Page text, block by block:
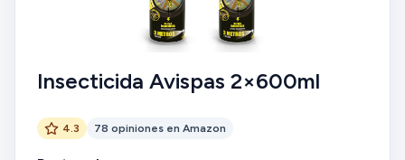
Insecticida Avispas 2×600ml
4.3 78 opiniones en Amazon